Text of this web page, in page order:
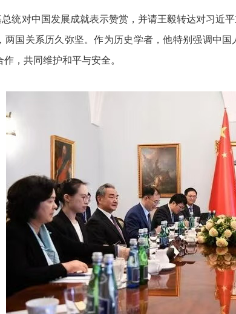
对中国发展成就表示赞赏，并请王毅转达对习近
两国关系历久弥坚。作为历史学者，他特别强调中
作，共同维护和平与安全。